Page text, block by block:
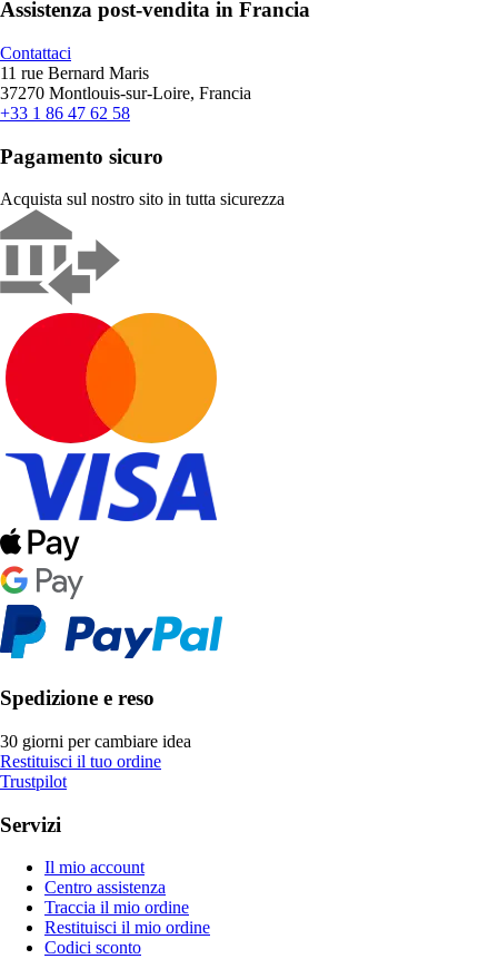
Assistenza post-vendita in Francia
Contattaci
11 rue Bernard Maris
37270 Montlouis-sur-Loire, Francia
+33 1 86 47 62 58
Pagamento sicuro
Acquista sul nostro sito in tutta sicurezza
Spedizione e reso
30 giorni per cambiare idea
Restituisci il tuo ordine
Trustpilot
Servizi
Il mio account
Centro assistenza
Traccia il mio ordine
Restituisci il mio ordine
Codici sconto